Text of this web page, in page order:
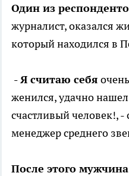
Один из
журналист, оказался
который находился в
- Я считаю себя
женился, удачно
счастливый человек!, -
менеджер среднего
После этого мужчина